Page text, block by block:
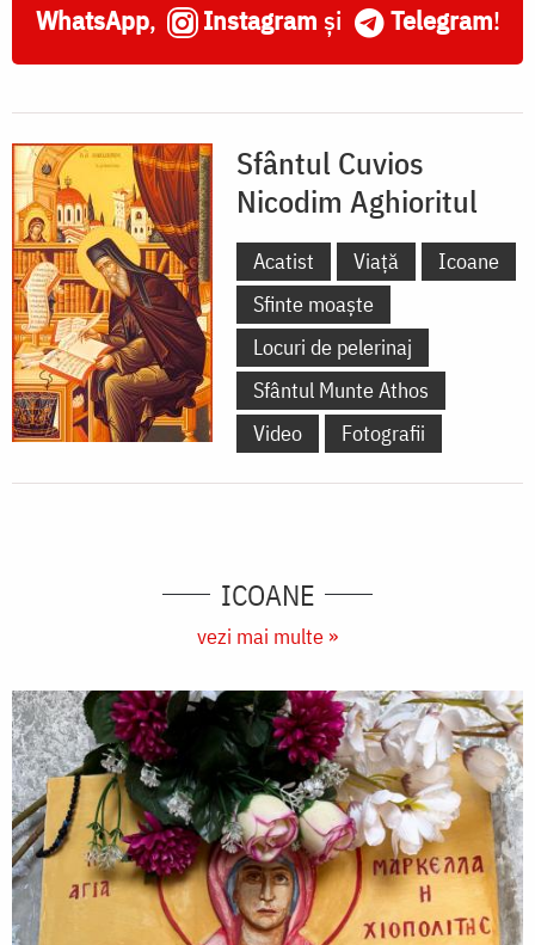
WhatsApp, Instagram și Telegram!
Sfântul Cuvios
Nicodim Aghioritul
Acatist Viață
Icoane
Sfinte moaște
Locuri de pelerinaj
Sfântul Munte Athos
Video
Fotografii
ICOANE
vezi mai multe »